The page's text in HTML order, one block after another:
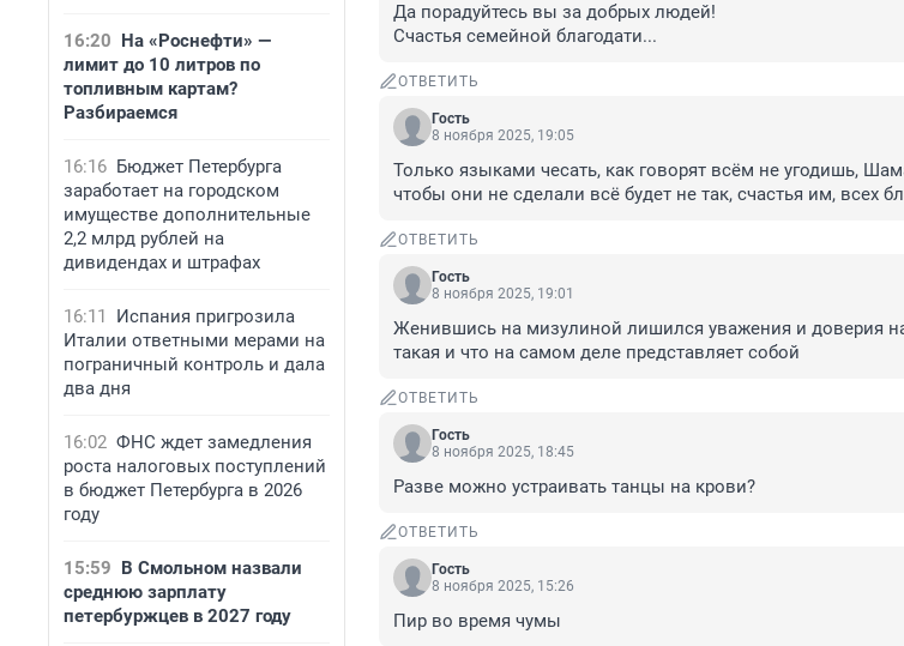
16:20 На «Роснефти» —
лимит до 10 литров по
топливным картам?
Разбираемся
16:16 Бюджет Петербурга
заработает на городском
имуществе дополнительные
2,2 млрд рублей на
дивидендах и штрафах
16:11
Испания пригрозила
Италии ответными мерами на
пограничный контроль и дала
два дня
16:02 ФНС ждет замедления
роста налоговых поступлений
в бюджет Петербурга в 2026
году
15:59 В Смольном назвали
среднюю зарплату
петербуржцев в 2027 году
Да порадуйтесь вы за добрых людей!
Счастья семейной благодати...
ОТВЕТИТЬ
Гость
8 ноября 2025, 19:05
Только языками чесать, как говорят всём не угодишь,
чтобы они не сделали всё будет не так, счастья им, всех
ОТВЕТИТЬ
Гость
8 ноября 2025, 19:01
Женившись на мизулиной лишился уважения и доверия
такая и что на самом деле представляет собой
ОТВЕТИТЬ
Гость
8 ноября 2025, 18:45
Разве можно устраивать танцы на крови?
ОТВЕТИТЬ
Гость
8 ноября 2025, 15:26
Пир во время чумы